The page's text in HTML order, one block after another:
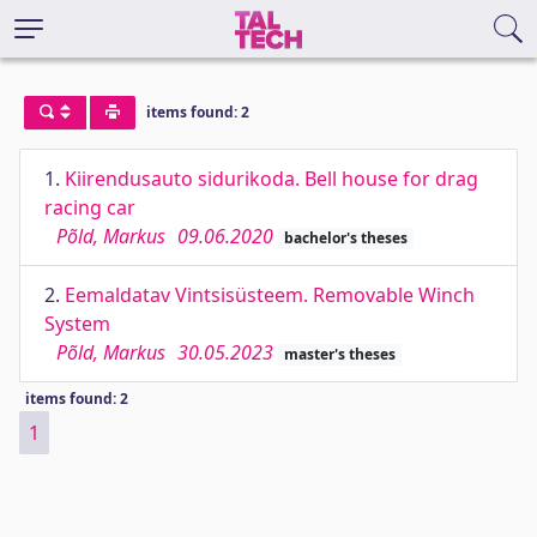
items found: 2
1. Kiirendusauto sidurikoda. Bell house for drag
racing car
Põld, Markus 09.06.2020 bachelor's theses
2. Eemaldatav Vintsisüsteem. Removable Winch
System
Põld, Markus 30.05.2023 master's theses
items found: 2
1